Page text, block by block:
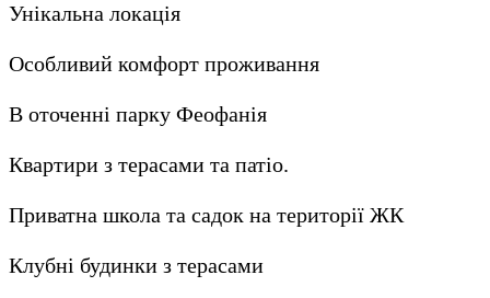
Унікальна локація
Особливий комфорт проживання
В оточенні парку Феофанія
Квартири з терасами та патіо.
Приватна школа та садок на території ЖК
Клубні будинки з терасами